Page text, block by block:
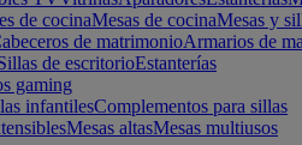
de cocinaMesas de cocinaMesas y
de matrimonioArmarios de
de escritorioEstanterías
gaming
infantilesComplementos para sillas
Mesas altasMesas multiusos